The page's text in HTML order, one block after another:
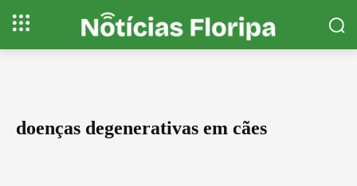
doenças degenerativas em cães